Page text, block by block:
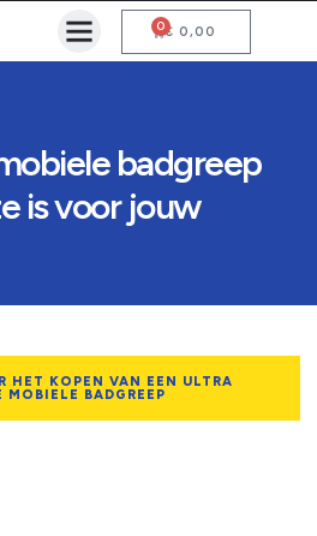
€ 0,00
0
badgreep
is voor jouw
HET KOPEN VAN EEN ULTRA
MOBIELE BADGREEP